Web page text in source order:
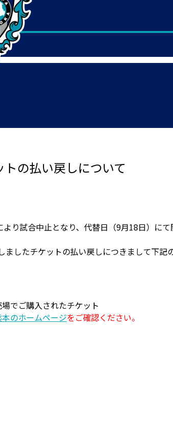
の払い戻しについて
り試合中止となり、代替日（9月18日）にて
したチケットの払い戻しにつきまして下記
でご購入されたチケット
のホームページをご確認ください。